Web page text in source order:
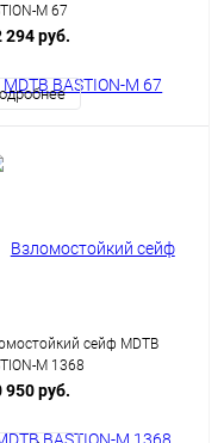
M 67
294 руб.
сейф MDTB
M 1368
950 руб.